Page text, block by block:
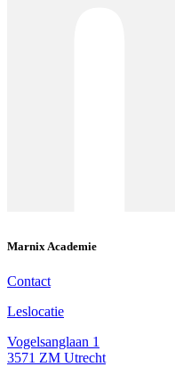
Marnix Academie
Contact
Leslocatie
Vogelsanglaan 1
3571 ZM Utrecht